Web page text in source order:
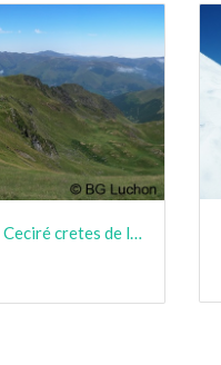
(4.69) article Ceciré cretes de la coume des clots 09